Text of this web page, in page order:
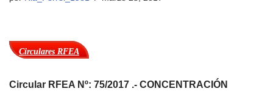
Circulares RFEA
Circular RFEA Nº: 75/2017 .- CONCENTRACIÓN